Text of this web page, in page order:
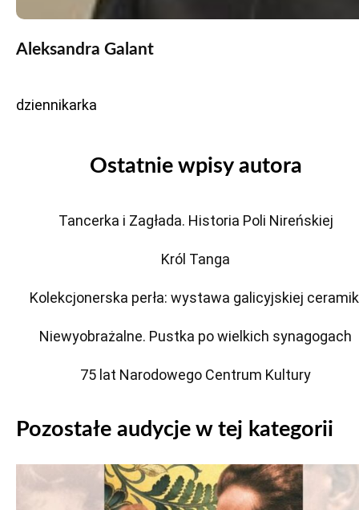
Aleksandra Galant
dziennikarka
Ostatnie wpisy autora
Tancerka i Zagłada. Historia Poli Nireńskiej
Król Tanga
Kolekcjonerska perła: wystawa galicyjskiej
Niewyobrażalne. Pustka po wielkich synagogach
75 lat Narodowego Centrum Kultury
Pozostałe audycje w tej kategorii
plików